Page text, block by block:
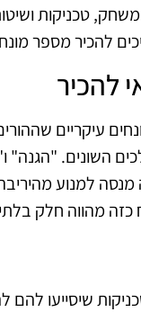
טכניקות
להכיר מספר
להכיר
עיקריים
השונים. "הגנה"
למנוע
כזה מהווה חלק
שיסייעו